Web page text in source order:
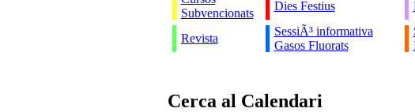
Subvencionats
Dies Festius
Revista
SessiÃ³ informativa
Gasos Fluorats
Cerca al Calendari